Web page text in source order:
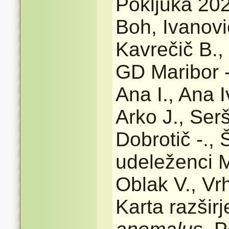
Boh,
Kavrečič
GD Maribor
Ana I., Ana
Arko J.,
Dobrotič -.,
udeleženci
Oblak V.,
Karta